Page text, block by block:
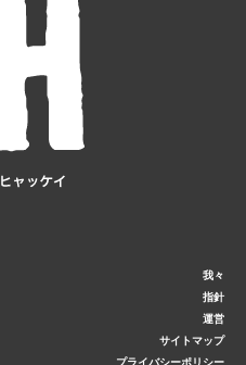
我々
指針
運営
サイトマップ
プライバシーポリシー